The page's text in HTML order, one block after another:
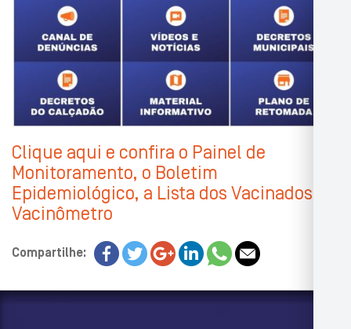
Clique aqui e confira o Painel de
Monitoramento, o Boletim
Epidemiológico, a Lista dos Vacinados e o
Vacinômetro
Compartilhe: